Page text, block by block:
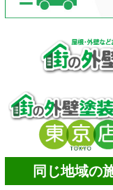
同じ地域の